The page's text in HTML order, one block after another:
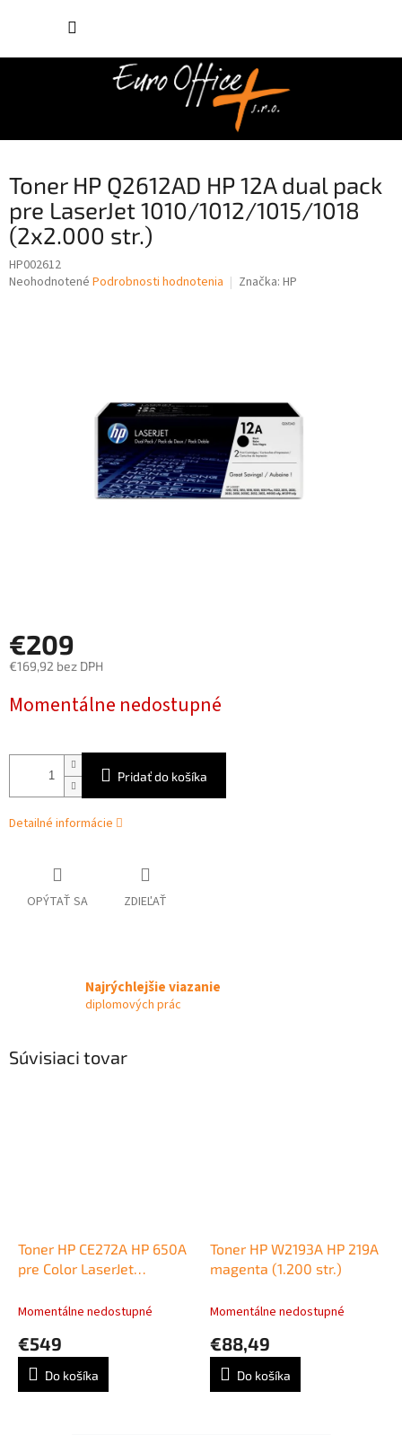
Toner HP Q2612AD HP 12A dual pack
pre LaserJet 1010/1012/1015/1018
(2x2.000 str.)
HP002612
Priemerné
Neohodnotené Podrobnosti hodnotenia Značka: HP
€209
€169,92 bez DPH
cena:
Momentálne nedostupné
Pridať do košíka
Detailné informácie
OPÝTAŤ SA ZDIEĽAŤ
Najrýchlejšie viazanie
diplomových prác
Súvisiaci tovar
Toner HP CE272A HP 650A
pre Color LaserJet
yellow (15.000 str.)
Momentálne nedostupné
€549
Do košíka
Toner HP W2193A HP 219A
magenta (1.200 str.)
Momentálne nedostupné
€88,49
Do košíka